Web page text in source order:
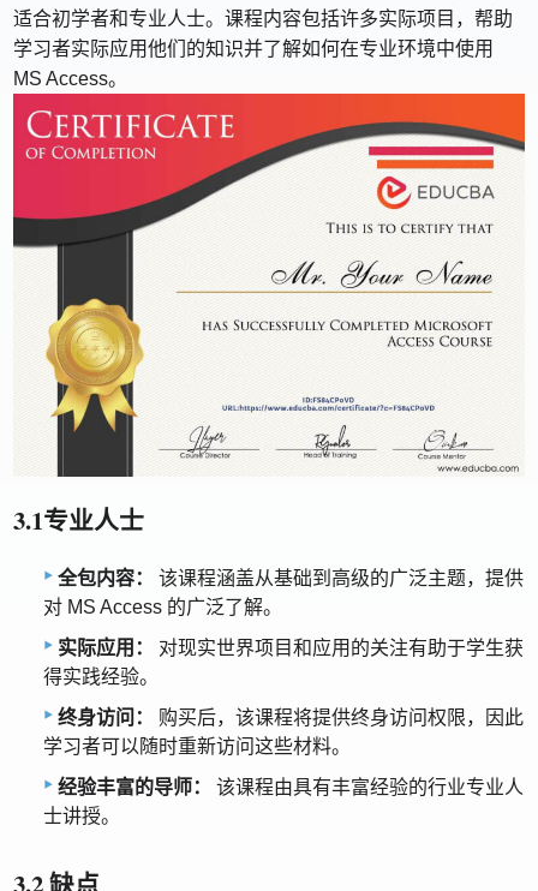
适合初学者和专业人士。课程内容包括许多实际项目，帮助
学习者实际应用他们的知识并了解如何在专业环境中使用
MS Access。
3.1专业人士
全包内容：
该课程涵盖从基础到高级的广泛主题，提供
对 MS Access 的广泛了解。
实际应用：
对现实世界项目和应用的关注有助于学生获
得实践经验。
终身访问：
购买后，该课程将提供终身访问权限，因此
学习者可以随时重新访问这些材料。
经验丰富的导师：
该课程由具有丰富经验的行业专业人
士讲授。
3.2 缺点